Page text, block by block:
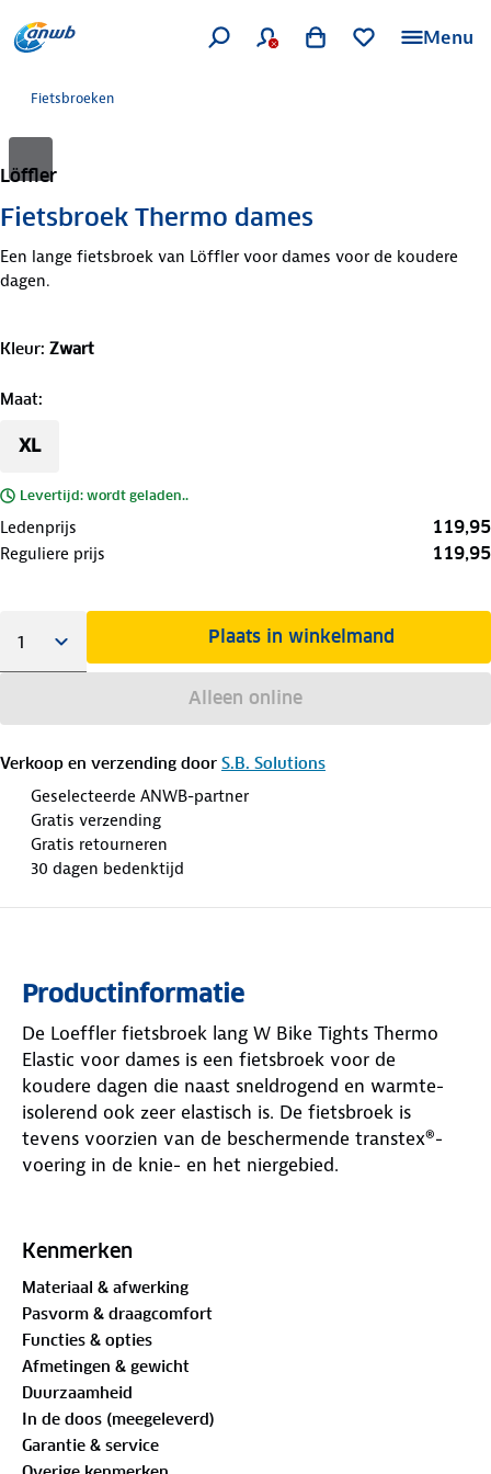
Menu
Fietsbroeken
Löffler
Fietsbroek Thermo dames
Een lange fietsbroek van Löffler voor dames voor de koudere
dagen.
Kleur: Zwart
Maat:
XL
Levertijd: wordt geladen..
Ledenprijs 119,95
Reguliere prijs 119,95
Plaats in winkelmand
Alleen online
Verkoop en verzending door S.B. Solutions
Geselecteerde ANWB-partner
Gratis verzending
Gratis retourneren
30 dagen bedenktijd
Productinformatie
De Loeffler fietsbroek lang W Bike Tights Thermo
Elastic voor dames is een fietsbroek voor de
koudere dagen die naast sneldrogend en warmte-
isolerend ook zeer elastisch is. De fietsbroek is
tevens voorzien van de beschermende transtex®-
voering in de knie- en het niergebied.
zitkussen, een sportief allround zitkussen voor een
voorgevormd is (12 mm sterkte en ultra hoge
dichtheid van 80 kg/m3). De zeem is elastisch en
flexibel, aangenaam ademend en sneldrogend,
gemaakt van compact schuim met zeer goede
dempingseigenschappen. Door gebruik te maken
van verschillende schuimzones zorgt dit voor een
ideale drukverdeling. Hiermee heb je zowel in een
Kenmerken
Materiaal & afwerking
Pasvorm & draagcomfort
Functies & opties
Afmetingen & gewicht
Duurzaamheid
In de doos (meegeleverd)
Garantie & service